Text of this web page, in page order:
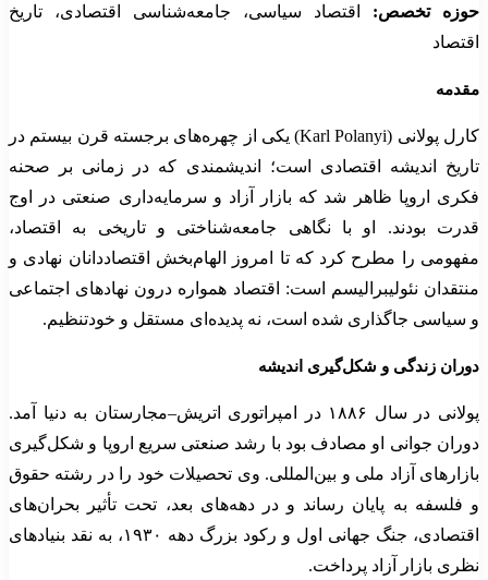
حوزه تخصص: اقتصاد سیاسی، جامعه‌شناسی اقتصادی، تاریخ
اقتصاد
مقدمه
کارل پولانی (Karl Polanyi) یکی از چهره‌های برجسته قرن بیستم در
تاریخ اندیشه اقتصادی است؛ اندیشمندی که در زمانی بر صحنه
فکری اروپا ظاهر شد که بازار آزاد و سرمایه‌داری صنعتی در اوج
قدرت بودند. او با نگاهی جامعه‌شناختی و تاریخی به اقتصاد،
مفهومی را مطرح کرد که تا امروز الهام‌بخش اقتصاددانان نهادی و
منتقدان نئولیبرالیسم است: اقتصاد همواره درون نهادهای اجتماعی
و سیاسی جاگذاری شده است، نه پدیده‌ای مستقل و خودتنظیم.
دوران زندگی و شکل‌گیری اندیشه
پولانی در سال ۱۸۸۶ در امپراتوری اتریش–مجارستان به دنیا آمد.
دوران جوانی او مصادف بود با رشد صنعتی سریع اروپا و شکل‌گیری
بازارهای آزاد ملی و بین‌المللی. وی تحصیلات خود را در رشته حقوق
و فلسفه به پایان رساند و در دهه‌های بعد، تحت تأثیر بحران‌های
اقتصادی، جنگ جهانی اول و رکود بزرگ دهه ۱۹۳۰، به نقد بنیادهای
نظری بازار آزاد پرداخت.